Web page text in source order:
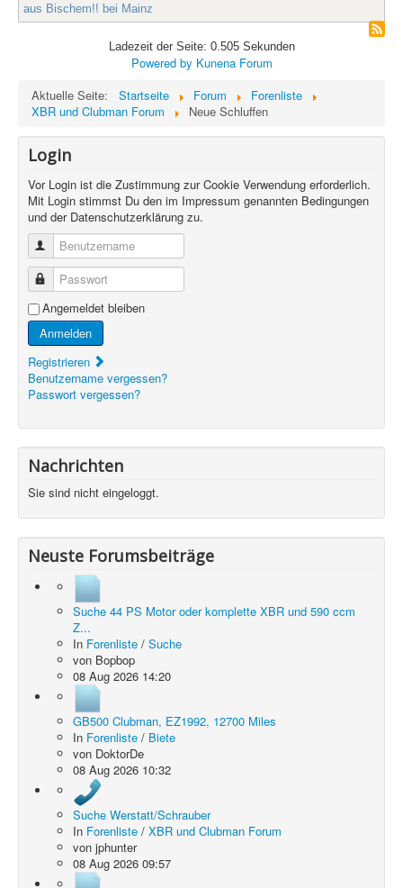
aus Bischem!! bei Mainz
Ladezeit der Seite: 0.505 Sekunden
Powered by Kunena Forum
Aktuelle Seite:
Startseite Forum
Forenliste
XBR und Clubman Forum
Neue Schluffen
Login
Vor Login ist die Zustimmung zur Cookie Verwendung erforderlich.
Mit Login stimmst Du den im Impressum genannten Bedingungen
und der Datenschutzerklärung zu.
Benutzername
Passwort
Angemeldet bleiben
Anmelden
Registrieren
Benutzername vergessen?
Passwort vergessen?
Nachrichten
Sie sind nicht eingeloggt.
Neuste Forumsbeiträge
Suche 44 PS Motor oder komplette XBR und 590 ccm
Z...
In Forenliste / Suche
von Bopbop
08 Aug 2026 14:20
GB500 Clubman, EZ1992, 12700 Miles
In Forenliste / Biete
von DoktorDe
08 Aug 2026 10:32
Suche Werstatt/Schrauber
In Forenliste / XBR und Clubman Forum
von jphunter
08 Aug 2026 09:57